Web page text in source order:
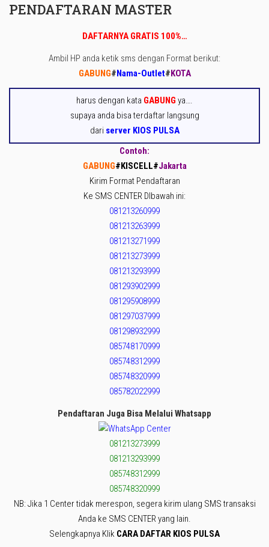
PENDAFTARAN MASTER
DAFTARNYA GRATIS 100%…
Ambil HP anda ketik sms dengan Format berikut:
GABUNG#Nama-Outlet#KOTA
harus dengan kata GABUNG ya….
supaya anda bisa terdaftar langsung
dari server KIOS PULSA
Contoh:
GABUNG#KISCELL#Jakarta
Kirim Format Pendaftaran
Ke SMS CENTER DIbawah ini:
081213260999
081213263999
081213271999
081213273999
081213293999
081293902999
081295908999
081297037999
081298932999
085748170999
085748312999
085748320999
085782022999
Pendaftaran Juga Bisa Melalui Whatsapp
081213273999
081213293999
085748312999
085748320999
NB: Jika 1 Center tidak merespon, segera kirim ulang SMS transaksi
Anda ke SMS CENTER yang lain.
Selengkapnya Klik CARA DAFTAR KIOS PULSA